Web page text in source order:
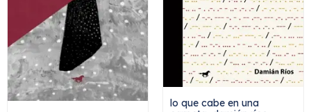
lo que cabe en una